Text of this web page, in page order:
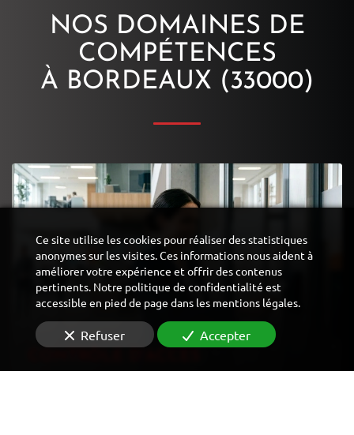
NOS DOMAINES DE
COMPÉTENCES
À BORDEAUX (33000)
Ce site utilise les cookies pour réaliser des statistiques
anonymes sur les visites. Ces informations nous aident à
améliorer votre expérience et offrir des contenus
pertinents. Notre politique de confidentialité est
accessible en pied de page dans les mentions légales.
Refuser Accepter